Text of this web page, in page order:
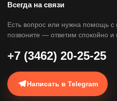
Всегда на связи
Есть вопрос или нужна помощь
позвоните — ответим спокойно и
+7 (3462) 20-25-25
Написать в Telegram